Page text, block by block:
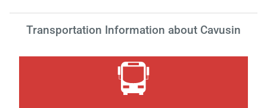
Transportation Information about Cavusin